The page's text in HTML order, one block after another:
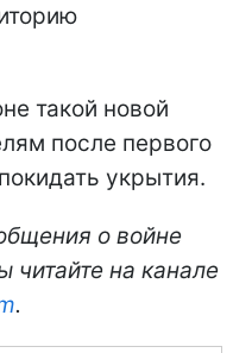
такой новой
после первого
укрытия.
о войне
читайте на канале
.